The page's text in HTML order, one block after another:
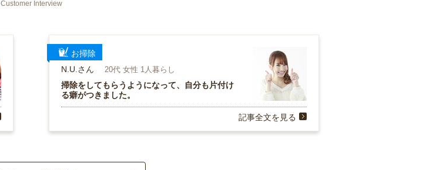
Customer Interview
お掃除
N.U.さん
20代 女性 1人暮らし
掃除をしてもらうようになって、自分も片付け
る癖がつきました。
記事全文を見る